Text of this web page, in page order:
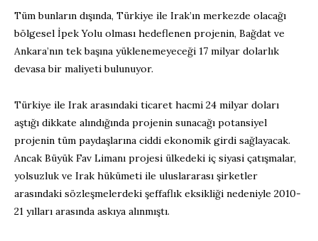
Tüm bunların dışında, Türkiye ile Irak’ın merkezde olacağı
bölgesel İpek Yolu olması hedeflenen projenin, Bağdat ve
Ankara’nın tek başına yüklenemeyeceği 17 milyar dolarlık
devasa bir maliyeti bulunuyor.
Türkiye ile Irak arasındaki ticaret hacmi 24 milyar doları
aştığı dikkate alındığında projenin sunacağı potansiyel
projenin tüm paydaşlarına ciddi ekonomik girdi sağlayacak.
Ancak Büyük Fav Limanı projesi ülkedeki iç siyasi çatışmalar,
yolsuzluk ve Irak hükümeti ile uluslararası şirketler
arasındaki sözleşmelerdeki şeffaflık eksikliği nedeniyle 2010-
21 yılları arasında askıya alınmıştı.